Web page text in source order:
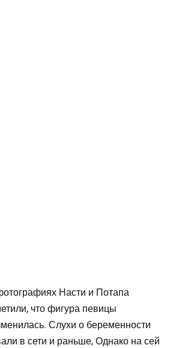
Насти и Потапа
что фигура певицы
Слухи о беременности
в сети и раньше, Однако на сей